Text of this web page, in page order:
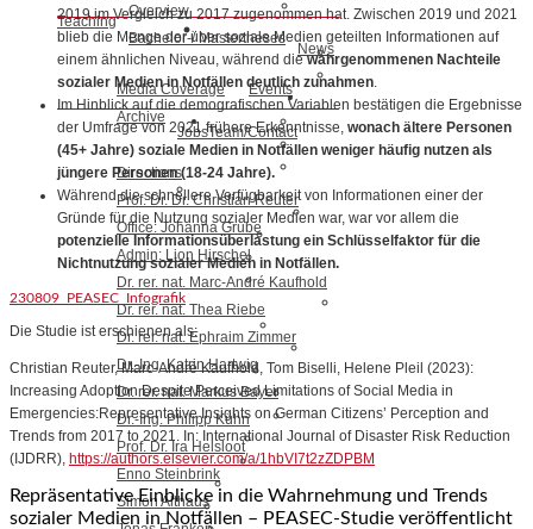
Teaching
Overview
Bachelor-/ Mastertheses
News
Media Coverage
Events
Archive
JobsTeam/Contact
Directions
Prof. Dr. Dr. Christian Reuter
Office: Johanna Grube
Admin: Lion Hirschel
Dr. rer. nat. Marc-André Kaufhold
Dr. rer. nat. Thea Riebe
Dr. rer. nat. Ephraim Zimmer
Dr.-Ing. Katrin Hartwig
Dr. rer. nat. Markus Bayer
Dr.-Ing. Philipp Kühn
Prof. Dr. Ira Helsloot
Enno Steinbrink
Simon Althaus
2019 im Vergleich zu 2017 zugenommen hat. Zwischen 2019 und 2021
blieb die Menge der über soziale Medien geteilten Informationen auf
einem ähnlichen Niveau, während diewahrgenommenen Nachteile
sozialer Medien in Notfällen deutlich zunahmen.
Im Hinblick auf die demografischen Variablen bestätigen die Ergebnisse
der Umfrage von 2021 frühere Erkenntnisse, wonach ältere Personen
(45+ Jahre) soziale Medien in Notfällen weniger häufig nutzen als
jüngere Personen (18-24 Jahre).
Während die schnellere Verfügbarkeit von Informationen einer der
Gründe für die Nutzung sozialer Medien war, war vor allem die
potenzielle Informationsüberlastung ein Schlüsselfaktor für die
Nichtnutzung sozialer Medien in Notfällen.
230809_PEASEC_Infografik
Die Studie ist erschienen als:
Christian Reuter, Marc-André Kaufhold, Tom Biselli, Helene Pleil (2023):
Increasing Adoption Despite Perceived Limitations of Social Media in
Emergencies:Representative Insights on German Citizens’ Perception and
Trends from 2017 to 2021. In: International Journal of Disaster Risk Reduction
(IJDRR), https://authors.elsevier.com/a/1hbVI7t2zZDPBM
Repräsentative Einblicke in die Wahrnehmung und Trends
sozialer Medien in Notfällen – PEASEC-Studie veröffentlicht